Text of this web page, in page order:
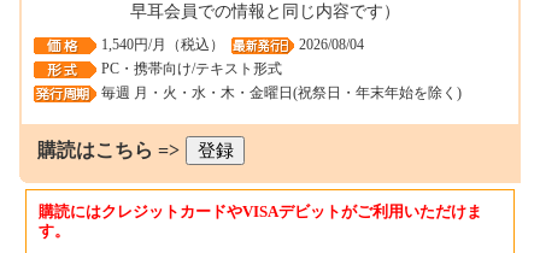
早耳会員での情報と同じ内容です）
1,540円/月（税込）
2026/08/04
PC・携帯向け/テキスト形式
毎週 月・火・水・木・金曜日(祝祭日・年末年始を除く)
購読はこちら =>
購読にはクレジットカードやVISAデビットがご利用いただけま
す。